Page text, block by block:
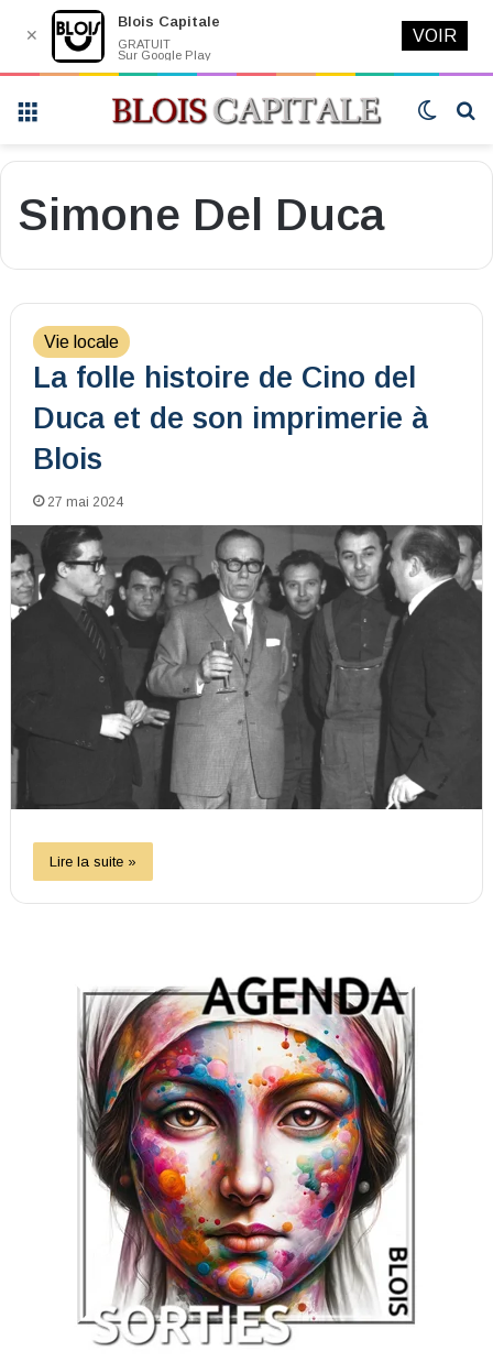
Switch
Simone Del Duca
Vie locale
La folle histoire de Cino del
Duca et de son imprimerie à
Blois
27 mai 2024
Lire la suite »
✕
Blois Capitale
GRATUIT
Sur Google Play
VOIR